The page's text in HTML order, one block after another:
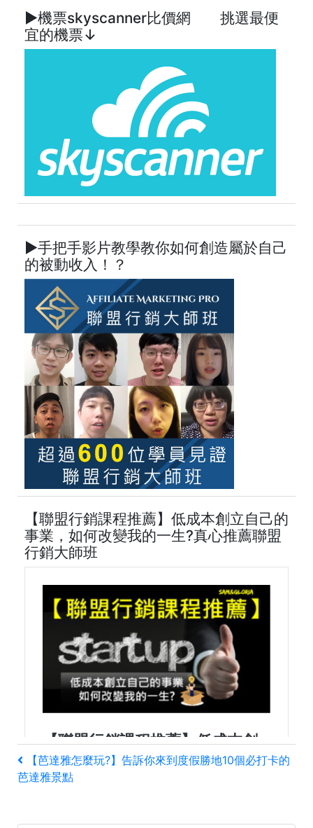
►機票skyscanner比價網 挑選最便
宜的機票↓
►手把手影片教學教你如何創造屬於自己
的被動收入！？
【聯盟行銷課程推薦】低成本創立自己的
事業，如何改變我的一生?真心推薦聯盟
行銷大師班
文
章
導
上
一
【芭達雅怎麼玩?】告訴你來到度假勝地10個必打卡的
芭達雅景點